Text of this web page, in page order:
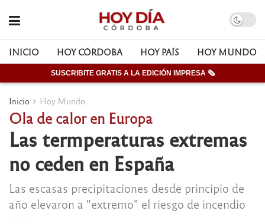
INICIO HOY CÓRDOBA HOY PAÍS HOY MUNDO
SUSCRIBITE GRATIS A LA EDICIÓN IMPRESA 🗞
Inicio Hoy Mundo
Ola de calor en Europa
Las termperaturas extremas
no ceden en España
Las escasas precipitaciones desde principio de
año elevaron a "extremo" el riesgo de incendio